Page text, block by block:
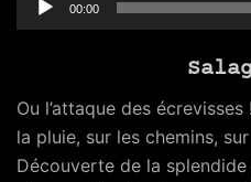
00:00
Ou l’attaque des
la pluie, sur les chemins,
Découverte de la splendide